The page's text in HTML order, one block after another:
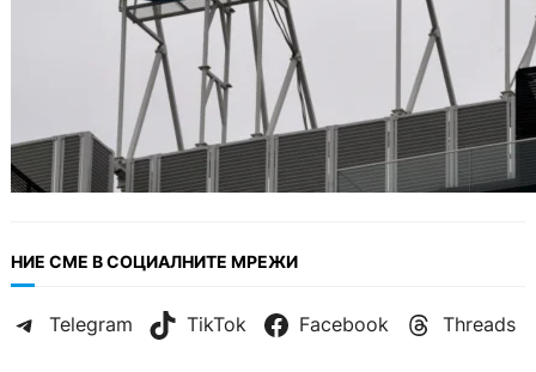
НИЕ СМЕ В СОЦИАЛНИТЕ МРЕЖИ
Telegram TikTok Facebook Threads